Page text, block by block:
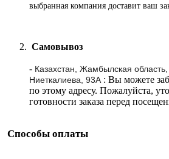
выбранная компания доставит ваш
Самовывоз
- Казахстан, Жамбылская
Ниеткалиева, 93А : Вы можете
по этому адресу. Пожалуйста,
готовности заказа перед
Способы оплаты